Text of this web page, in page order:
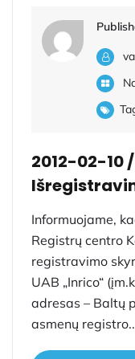
2012-02-10 /
Informuojame,
Registrų centro
registravimo
UAB „Inrico“
adresas – Baltų
asmenų